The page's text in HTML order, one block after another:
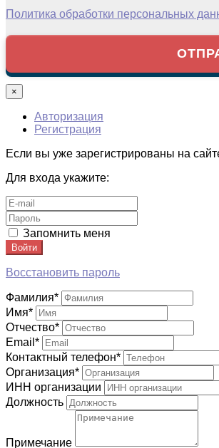
Политика обработки персональных
×
Авторизация
Регистрация
Если вы уже зарегистрированы на
Для входа укажите:
Запомнить меня
Войти
Восстановить пароль
Фамилия*
Имя*
Отчество*
Email *
Контактный телефон*
Организация*
ИНН организации
Должность
Примечание